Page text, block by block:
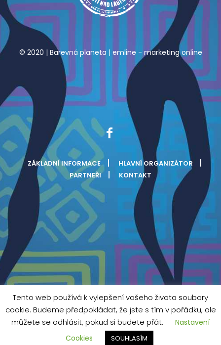
© 2020 | Barevná planeta | emline - marketing online
ZÁKLADNÍ INFORMACE
HLAVNÍ ORGANIZÁTOR
PARTNEŘI
KONTAKT
Tento web používá k vylepšení vašeho života soubory
cookie. Budeme předpokládat, že jste s tím v pořádku, ale
můžete se odhlásit, pokud si budete přát.
Nastavení
Cookies
SOUHLASÍM